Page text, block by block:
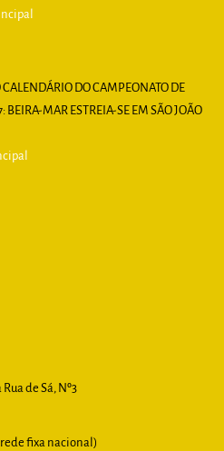
CALENDÁRIO DO CAMPEONATO DE
BEIRA-MAR ESTREIA-SE EM SÃO JOÃO
de Sá, Nº3
fixa nacional)